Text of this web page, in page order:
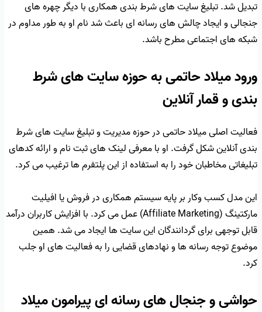
تبدیل شد. تبلیغ سایت های شرط بندی همکاری با دیگر چهره های
جنجالی و ایجاد چالش های رسانه ای باعث شد نام او به طور مداوم در
شبکه های اجتماعی مطرح باشد.
ورود میلاد حاتمی به حوزه سایت های شرط
بندی و قمار آنلاین
فعالیت اصلی میلاد حاتمی در حوزه مدیریت و تبلیغ سایت های شرط
بندی آنلاین شکل گرفت. او با معرفی لینک های ثبت نام و ارائه کدهای
تبلیغاتی مخاطبان خود را به استفاده از این پلتفرم ها ترغیب می کرد.
این مدل کسب وکار بر پایه سیستم همکاری در فروش یا افیلیت
مارکتینگ (Affiliate Marketing) عمل می کرد. با افزایش کاربران درآمد
قابل توجهی برای گردانندگان این سایت ها ایجاد می شد. همین
موضوع توجه رسانه ها و نهادهای قضایی را به فعالیت های او جلب
کرد.
حواشی و جنجال های رسانه ای پیرامون میلاد